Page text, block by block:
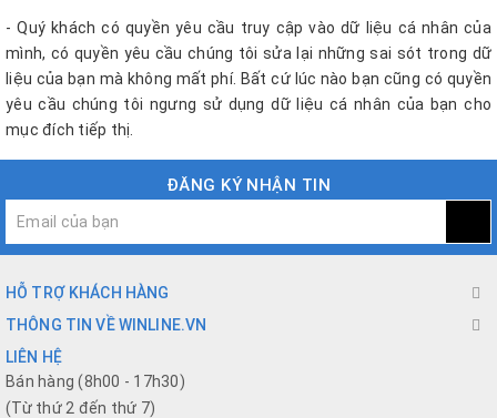
- Quý khách có quyền yêu cầu truy cập vào dữ liệu cá nhân của
mình, có quyền yêu cầu chúng tôi sửa lại những sai sót trong dữ
liệu của bạn mà không mất phí. Bất cứ lúc nào bạn cũng có quyền
yêu cầu chúng tôi ngưng sử dụng dữ liệu cá nhân của bạn cho
mục đích tiếp thị.
ĐĂNG KÝ NHẬN TIN
HỖ TRỢ KHÁCH HÀNG
THÔNG TIN VỀ WINLINE.VN
LIÊN HỆ
Bán hàng (8h00 - 17h30)
(Từ thứ 2 đến thứ 7)